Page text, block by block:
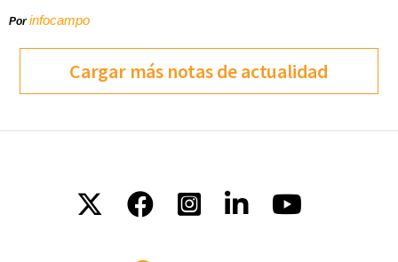
Porinfocampo
Cargar más notas de actualidad